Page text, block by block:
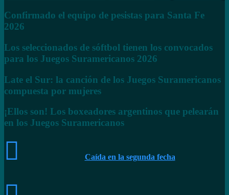
Confirmado el equipo de pesistas para Santa Fe
2026
Los seleccionados de sóftbol tienen los convocados
para los Juegos Suramericanos 2026
Late el Sur: la canción de los Juegos Suramericanos
compuesta por mujeres
¡Ellos son! Los boxeadores argentinos que pelearán
en los Juegos Suramericanos
Caída en la segunda fecha